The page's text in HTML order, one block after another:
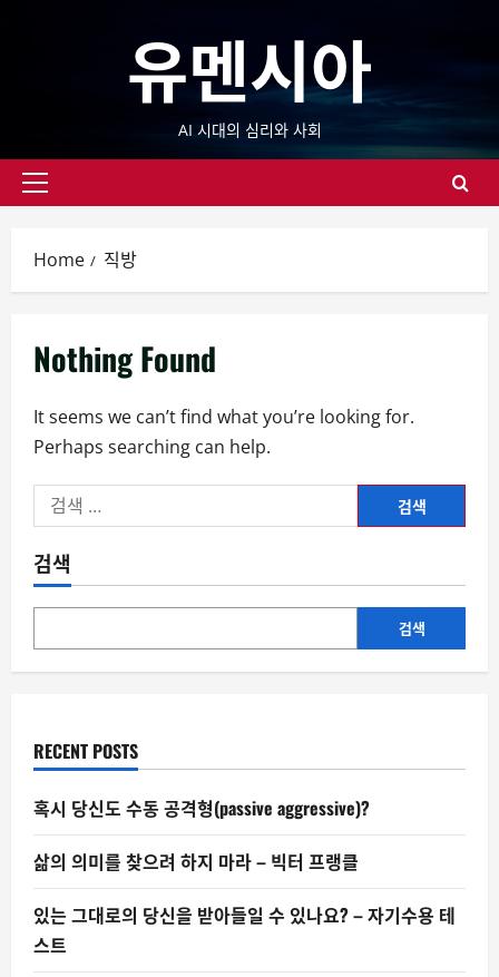
유멘시아
AI 시대의 심리와 사회
Primary
Home 직방
Nothing Found
It seems we can’t find what you’re looking for.
Perhaps searching can help.
색:
검색
검색
RECENT POSTS
혹시 당신도 수동 공격형(passive aggressive)?
삶의 의미를 찾으려 하지 마라 – 빅터 프랭클
있는 그대로의 당신을 받아들일 수 있나요? – 자기수용 테
스트